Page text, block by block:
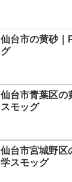
仙台市の黄砂｜
グ
仙台市青葉区の
スモッグ
仙台市宮城野区
学スモッグ